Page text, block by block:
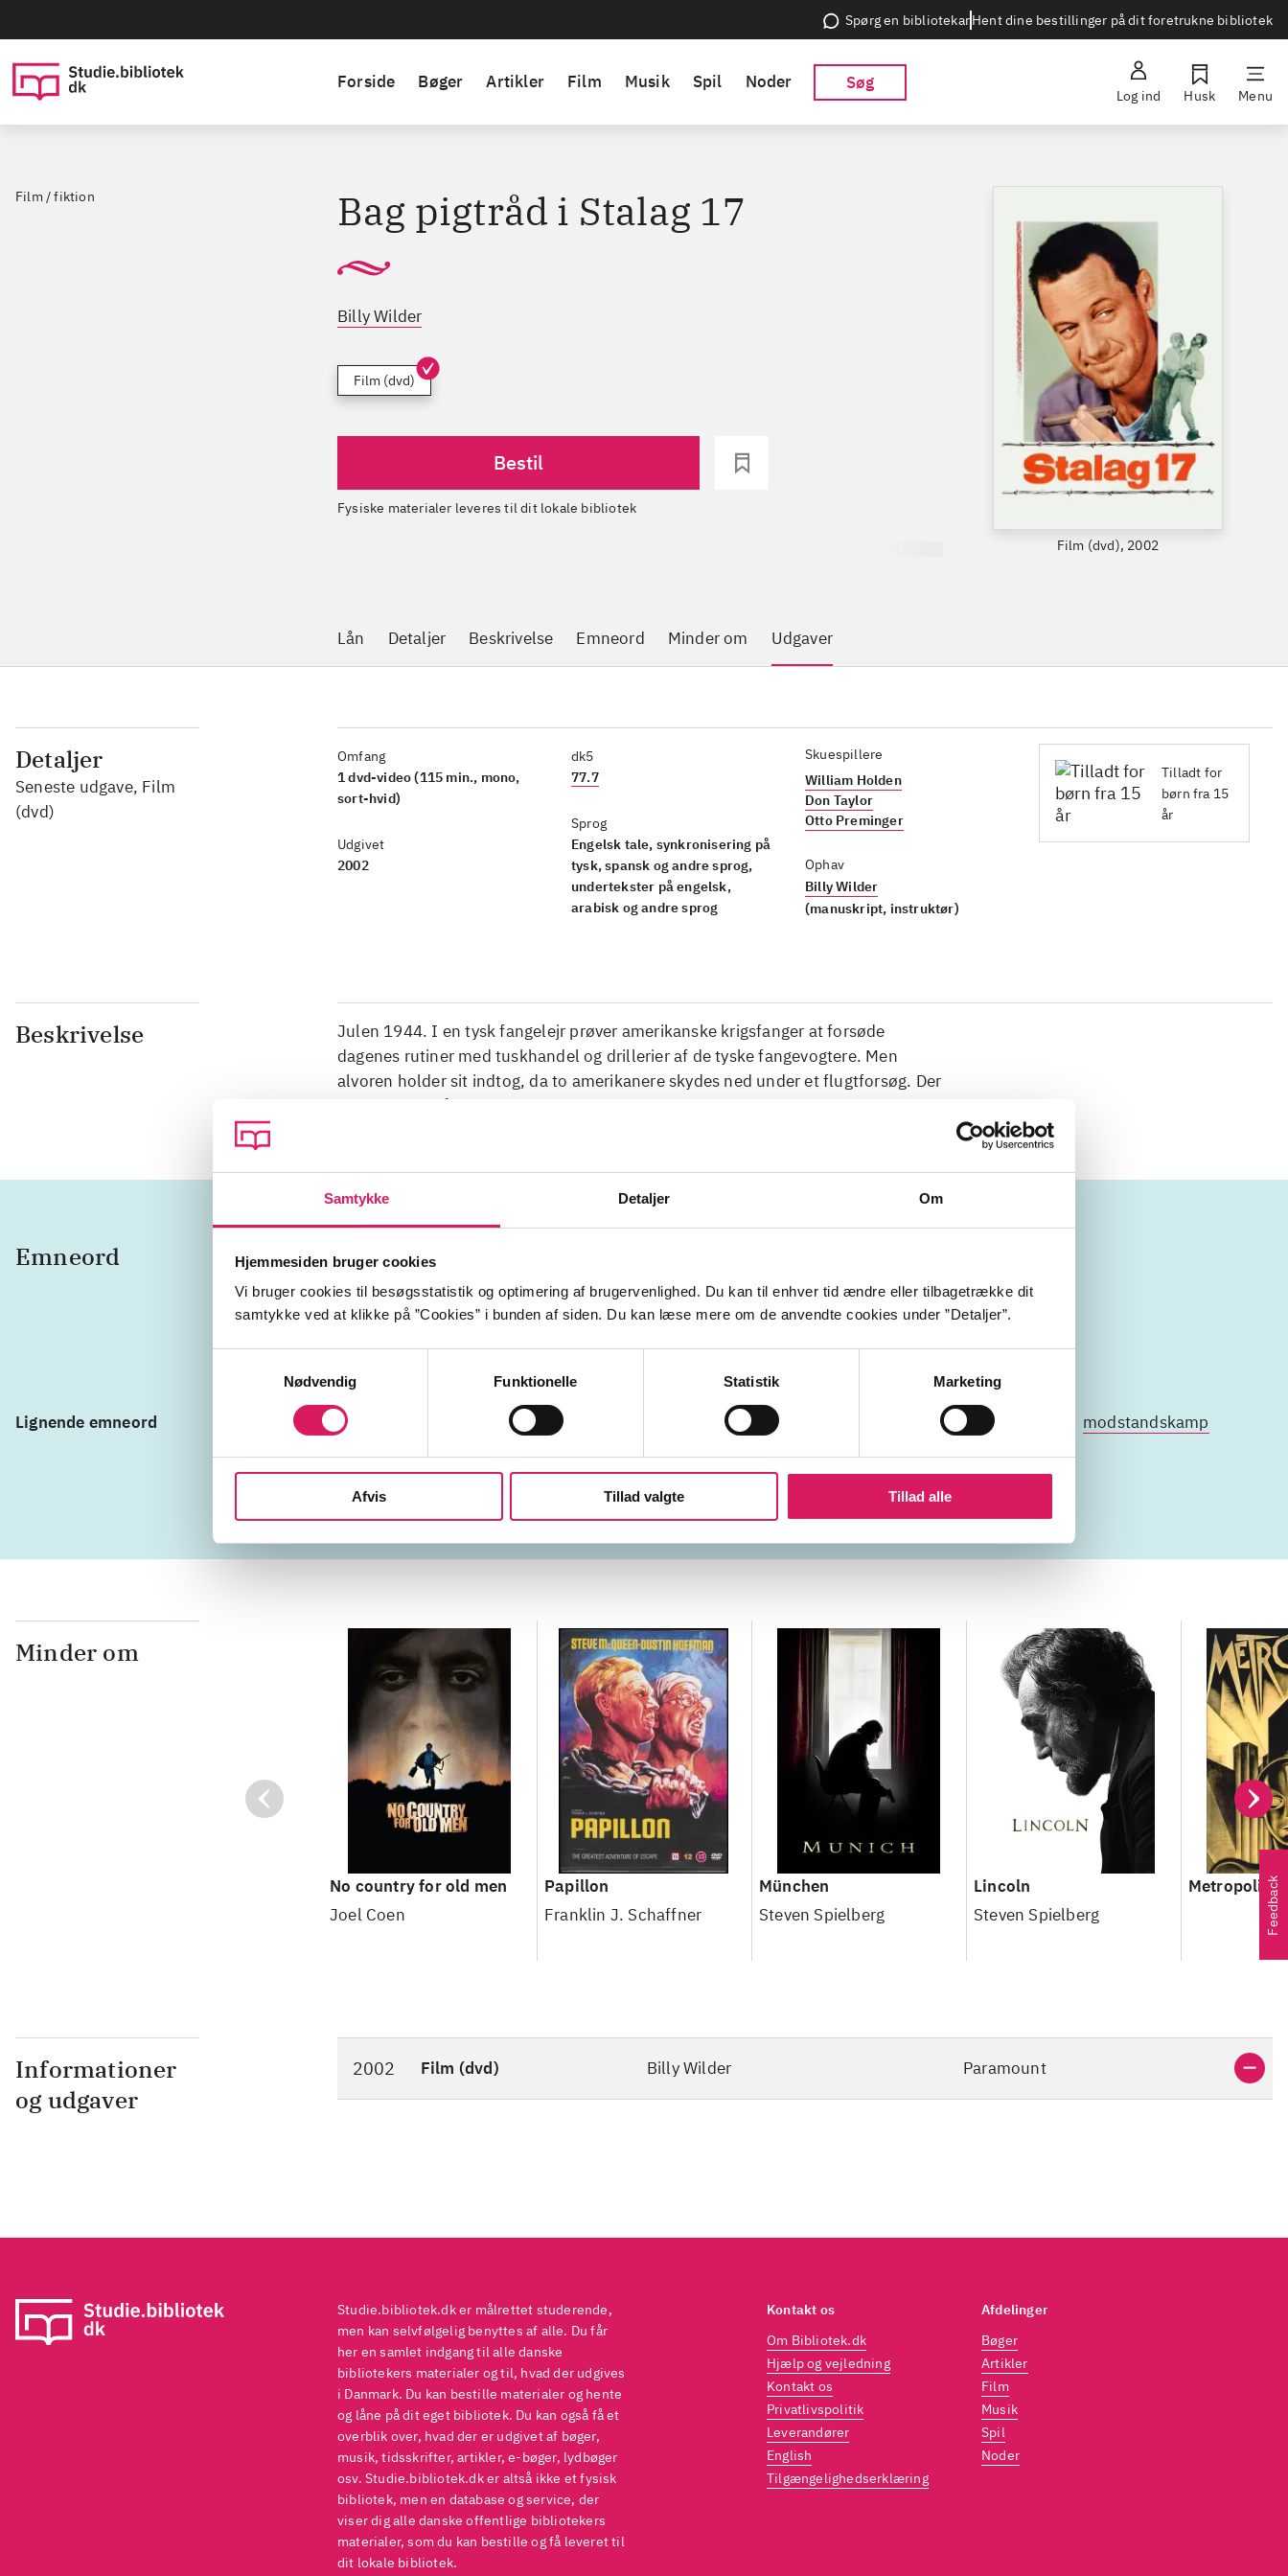
Samtykke Detaljer Om
Hjemmesiden bruger cookies
Vi bruger cookies til besøgsstatistik og optimering af brugervenlighed. Du kan til enhver tid ændre eller tilbagetrække dit
samtykke ved at klikke på ”Cookies” i bunden af siden. Du kan læse mere om de anvendte cookies under ”Detaljer”.
Nødvendig
Funktionelle Statistik Marketing
Afvis Tillad valgte Tillad alle
Spørg en bibliotekarHent dine bestillinger på dit foretrukne bibliotek
Forside Bøger Artikler Film Musik Spil Noder Søg
Log ind Husk Menu
Film / fiktion
Film (dvd), 2002
Bag pigtråd i Stalag 17
Billy Wilder
Film (dvd)
Bestil
Fysiske materialer leveres til dit lokale bibliotek
Lån Detaljer Beskrivelse Emneord Minder om Udgaver
Detaljer
Seneste udgave, Film
(dvd)
Omfang
1 dvd-video (115 min., mono,
sort-hvid)
Udgivet
2002
dk5
77.7
Sprog
Engelsk tale, synkronisering på
tysk, spansk og andre sprog,
undertekster på engelsk,
arabisk og andre sprog
Skuespillere
William Holden
Don Taylor
Otto Preminger
Ophav
Billy Wilder
(manuskript, instruktør)
Tilladt for
børn fra 15
år
Beskrivelse
Julen 1944. I en tysk fangelejr prøver amerikanske krigsfanger at forsøde
dagenes rutiner med tuskhandel og drillerier af de tyske fangevogtere. Men
alvoren holder sit indtog, da to amerikanere skydes ned under et flugtforsøg. Der
er en stikker på færde.
Emneord krigsfanger
Tyskland
Lignende emneord besættelsestiden soldater krig koncentrationslejre Stillehavskrigen
modstandskamp
fanger
Gulag-systemet
Minder om
No country for old men
Joel Coen
Papillon
Franklin J. Schaffner
München
Steven Spielberg
Lincoln
Steven Spielberg
Metropolis
Informationer
og udgaver
2002 Film (dvd) Billy Wilder Paramount
Feedback
Studie.bibliotek.dk er målrettet studerende,
men kan selvfølgelig benyttes af alle. Du får
her en samlet indgang til alle danske
bibliotekers materialer og til, hvad der udgives
i Danmark. Du kan bestille materialer og hente
og låne på dit eget bibliotek. Du kan også få et
overblik over, hvad der er udgivet af bøger,
musik, tidsskrifter, artikler, e-bøger, lydbøger
osv. Studie.bibliotek.dk er altså ikke et fysisk
bibliotek, men en database og service, der
viser dig alle danske offentlige bibliotekers
materialer, som du kan bestille og få leveret til
dit lokale bibliotek.
Kontakt os
Om Bibliotek.dk
Hjælp og vejledning
Kontakt os
Privatlivspolitik
Leverandører
English
Tilgængelighedserklæring
Afdelinger
Bøger
Artikler
Film
Musik
Spil
Noder